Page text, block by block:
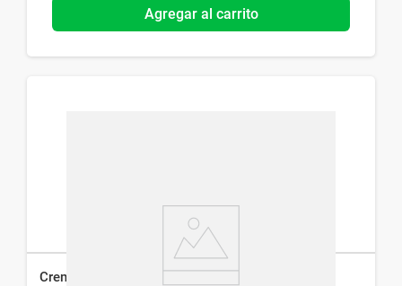
Agregar al carrito
Crema Innovanz Urea x 100 g